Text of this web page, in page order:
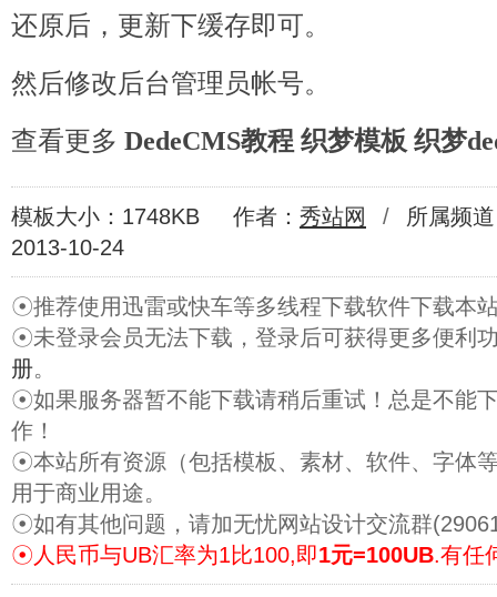
还原后，更新下缓存即可。
然后修改后台管理员帐号。
查看更多 DedeCMS教程 织梦模板 织梦
模板大小：1748KB 作者： 秀站网 /
所属频
2013-10-24
☉推荐使用迅雷或快车等多线程下载软件下载本
☉未登录会员无法下载，登录后可获得更多便利
册。
☉如果服务器暂不能下载请稍后重试！总是不能
作！
☉本站所有资源（包括模板、素材、软件、字体
用于商业用途。
☉如有其他问题，请加无忧网站设计交流群
☉人民币与UB汇率为1比100,即1元=100UB.有任